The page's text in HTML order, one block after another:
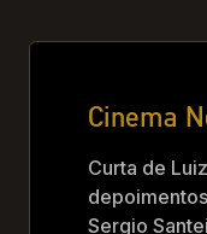
Cinema
Curta de
Sergio